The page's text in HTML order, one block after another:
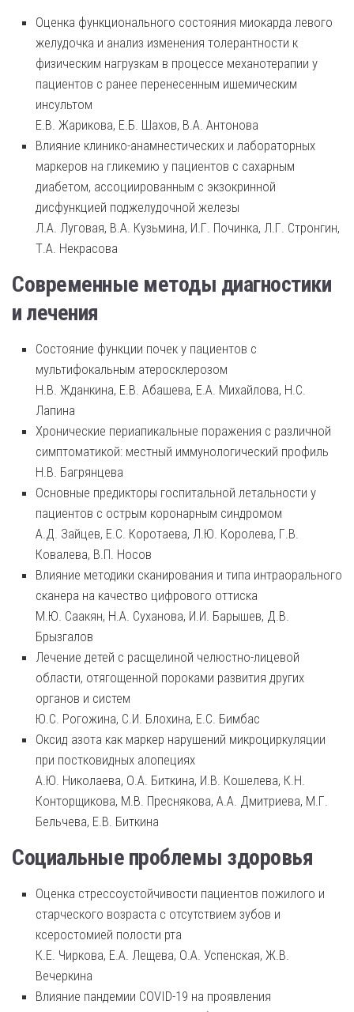
Оценка функционального состояния миокарда левого
желудочка и анализ изменения толерантности к
физическим нагрузкам в процессе механотерапии у
пациентов с ранее перенесенным ишемическим
инсультом
Е.В. Жарикова, Е.Б. Шахов, В.А. Антонова
Влияние клинико-анамнестических и лабораторных
маркеров на гликемию у пациентов с сахарным
диабетом, ассоциированным с экзокринной
дисфункцией поджелудочной железы
Л.А. Луговая, В.А. Кузьмина, И.Г. Починка, Л.Г. Стронгин,
Т.А. Некрасова
Современные методы диагностики
и лечения
Состояние функции почек у пациентов с
мультифокальным атеросклерозом
Н.В. Жданкина, Е.В. Абашева, Е.А. Михайлова, Н.С.
Лапина
Хронические периапикальные поражения с различной
симптоматикой: местный иммунологический профиль
Н.В. Багрянцева
Основные предикторы госпитальной летальности у
пациентов с острым коронарным синдромом
А.Д. Зайцев, Е.С. Коротаева, Л.Ю. Королева, Г.В.
Ковалева, В.П. Носов
Влияние методики сканирования и типа интраорального
сканера на качество цифрового оттиска
М.Ю. Саакян, Н.А. Суханова, И.И. Барышев, Д.В.
Брызгалов
Лечение детей с расщелиной челюстно-лицевой
области, отягощенной пороками развития других
органов и систем
Ю.С. Рогожина, С.И. Блохина, Е.С. Бимбас
Оксид азота как маркер нарушений микроциркуляции
при постковидных алопециях
А.Ю. Николаева, О.А. Биткина, И.В. Кошелева, К.Н.
Конторщикова, М.В. Преснякова, А.А. Дмитриева, М.Г.
Бельчева, Е.В. Биткина
Социальные проблемы здоровья
Оценка стрессоустойчивости пациентов пожилого и
старческого возраста с отсутствием зубов и
ксеростомией полости рта
К.Е. Чиркова, Е.А. Лещева, О.А. Успенская, Ж.В.
Вечеркина
Влияние пандемии COVID-19 на проявления